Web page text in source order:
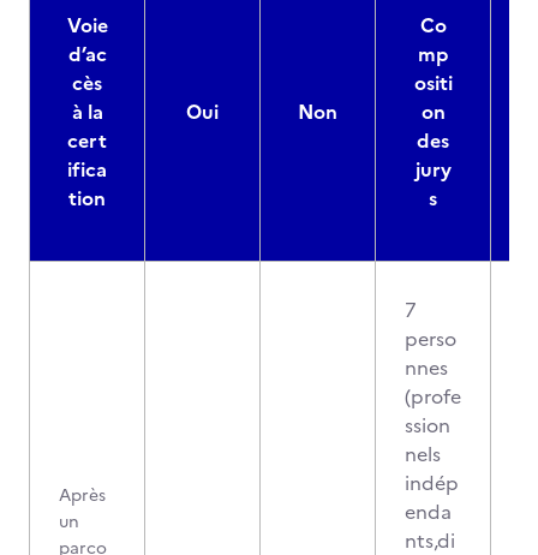
Voie
d’ac
cès
à la
cert
ifica
tion
Oui Non
Co
mp
ositi
on
des
jury
s
Après
un
parco
7
perso
nnes
(profe
ssion
nels
indép
enda
nts,di